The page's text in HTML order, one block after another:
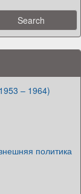
– 1964)
политика